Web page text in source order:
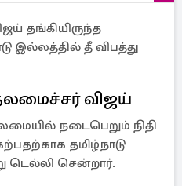
தங்கியிருந்த
இல்லத்தில் தீ விபத்து
விஜய்
நடைபெறும் நிதி
தமிழ்நாடு
டெல்லி சென்றார்.